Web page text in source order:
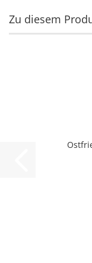
Zu diesem